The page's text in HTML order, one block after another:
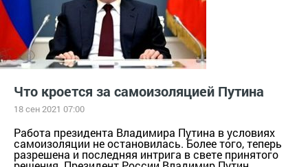
Что кроется за самоизоляцией Путина
18 сен 2021 07:00
Работа президента Владимира Путина в условиях
самоизоляции не остановилась. Более того, теперь
разрешена и последняя интрига в свете принятого